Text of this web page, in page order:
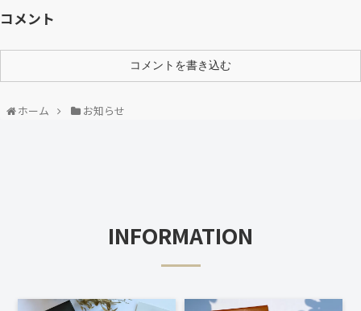
コメント
コメントを書き込む
ホーム お知らせ
INFORMATION